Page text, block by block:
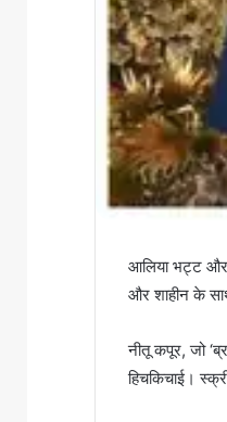
आलिया भट्ट और
और शाहीन के
नीतू कपूर, जो
हिचकिचाई।